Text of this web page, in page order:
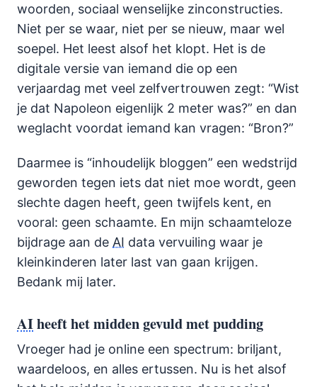
woorden, sociaal wenselijke zinconstructies.
Niet per se waar, niet per se nieuw, maar wel
soepel. Het leest alsof het klopt. Het is de
digitale versie van iemand die op een
verjaardag met veel zelfvertrouwen zegt: “Wist
je dat Napoleon eigenlijk 2 meter was?” en dan
weglacht voordat iemand kan vragen: “Bron?”
Daarmee is “inhoudelijk bloggen” een wedstrijd
geworden tegen iets dat niet moe wordt, geen
slechte dagen heeft, geen twijfels kent, en
vooral: geen schaamte. En mijn schaamteloze
bijdrage aan de AI data vervuiling waar je
kleinkinderen later last van gaan krijgen.
Bedank mij later.
AIheeft het midden gevuld met pudding
Vroeger had je online een spectrum: briljant,
waardeloos, en alles ertussen. Nu is het alsof